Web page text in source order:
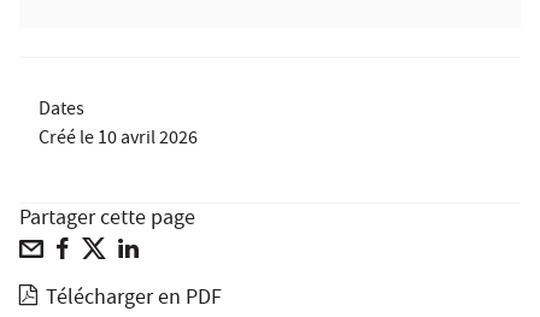
Dates
Créé le10 avril 2026
Partager cette page
Télécharger en PDF